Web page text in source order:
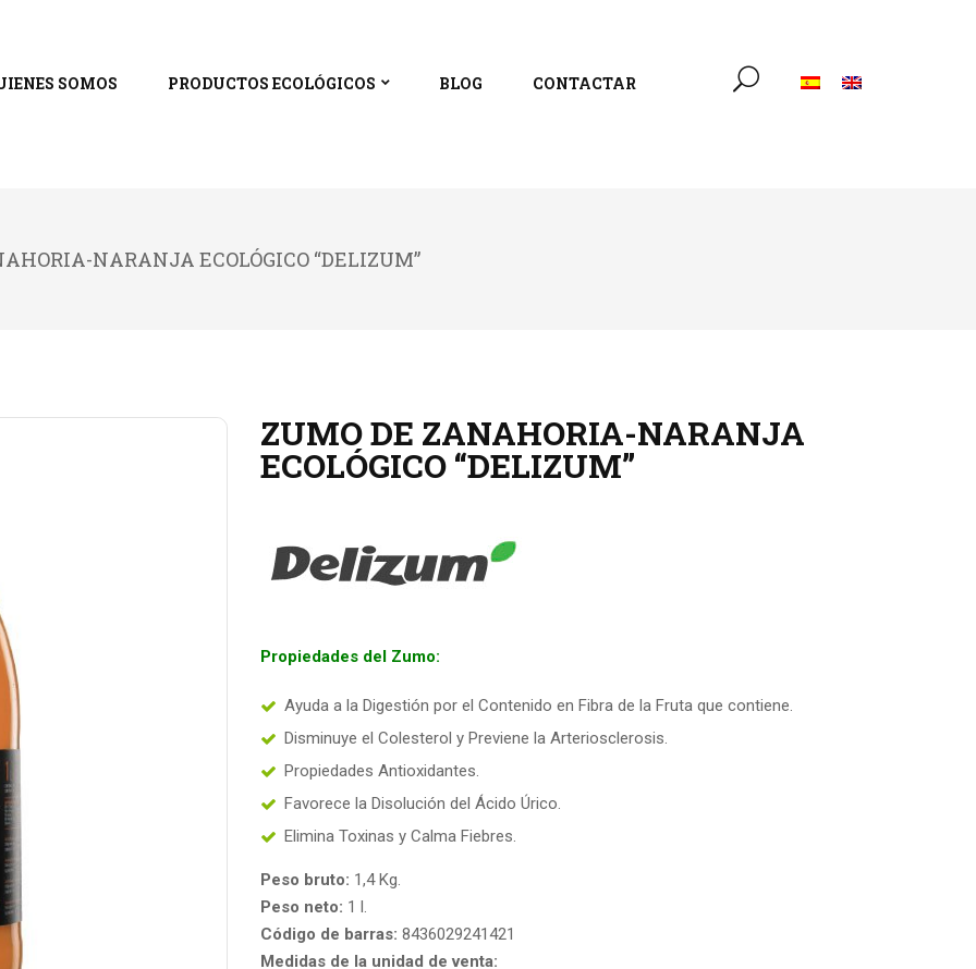
SOMOS PRODUCTOS ECOLÓGICOS BLOG CONTACTAR
NARANJA ECOLÓGICO “DELIZUM”
ZUMO DE ZANAHORIA-NARANJA
ECOLÓGICO “DELIZUM”
Propiedades del Zumo:
Ayuda a la Digestión por el Contenido en Fibra de la Fruta que contiene.
Disminuye el Colesterol y Previene la Arteriosclerosis.
Propiedades Antioxidantes.
Favorece la Disolución del Ácido Úrico.
Elimina Toxinas y Calma Fiebres.
Peso bruto: 1,4 Kg.
Peso neto: 1 l.
Código de barras: 8436029241421
Medidas de la unidad de venta: